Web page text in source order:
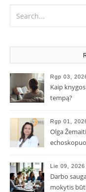
Rgp 03,
Kaip
tempą?
Rgp 01,
Olga
Lie 09, 2026
Darbo
mokytis